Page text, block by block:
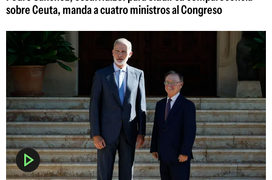
sobre Ceuta, manda a cuatro ministros al Congreso